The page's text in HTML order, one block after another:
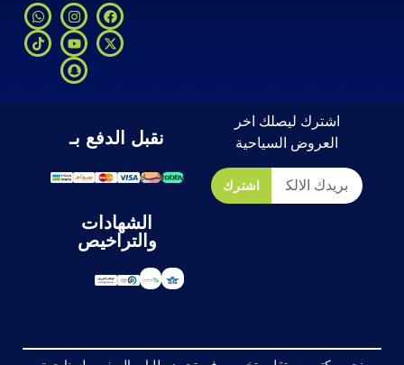
اشترك ليصلك اخر
العروض السياحية
اشترك
نقبل الدفع بـ
الشهادات
والتراخيص